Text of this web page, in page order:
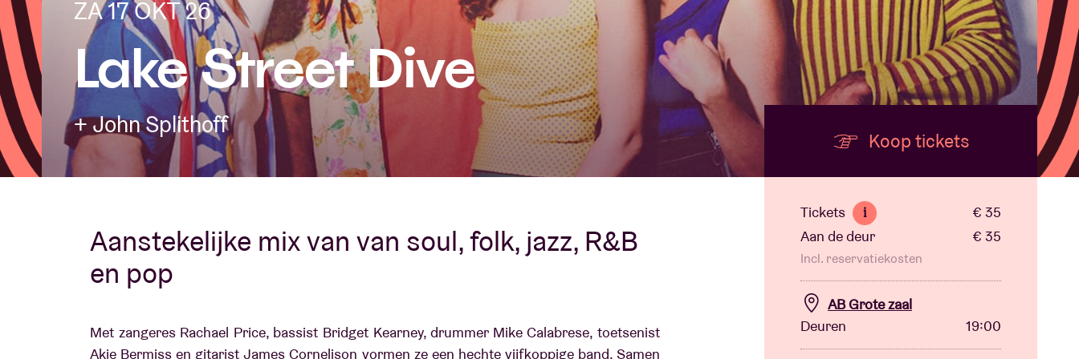
Bezoekersinfo
AB ❤ you
Over AB
Contact
ZA 17 OKT 26
Lake Street Dive
+ John Splithoff
Aanstekelijke mix van van soul, folk, jazz, R&B
en pop
Met zangeres Rachael Price, bassist Bridget Kearney, drummer Mike Calabrese, toetsenist
Akie Bermiss en gitarist James Cornelison vormen ze een hechte vijfkoppige band. Samen
Koop tickets
Tickets i
€ 35
Aan de deur
€ 35
Incl. reservatiekosten
AB Grote zaal
Deuren
19:00